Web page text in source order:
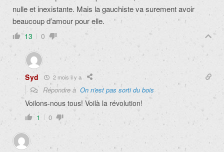
nulle et inexistante. Mais la gauchiste va surement avoir
beaucoup d’amour pour elle.
13 0
Syd 2 mois il y a
Répondre à On n'est pas sorti du bois
Voilons-nous tous! Voilà la révolution!
1 0